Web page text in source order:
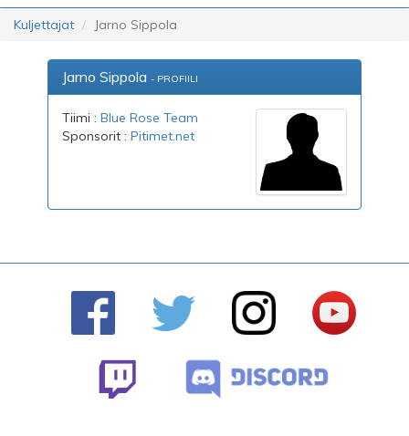
Kuljettajat Jarno Sippola
Jarno Sippola - PROFIILI
Tiimi :Blue Rose Team
Sponsorit :Pitimet.net